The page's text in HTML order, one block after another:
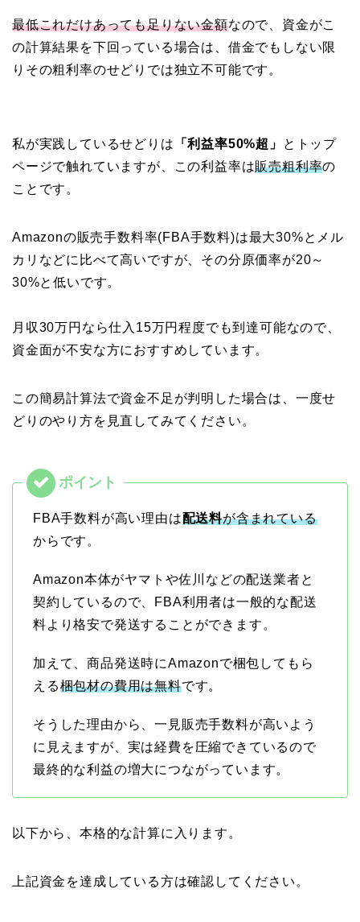
最低これだけあっても足りない金額なので、資金がこ
の計算結果を下回っている場合は、借金でもしない限
りその粗利率のせどりでは独立不可能です。
私が実践しているせどりは 「利益率50%超」
とトップ
ページで触れていますが、この利益率は販売粗利率の
ことです。
Amazonの販売手数料率(FBA手数料)は最大30%とメル
カリなどに比べて高いですが、その分原価率が20～
30%と低いです。
月収30万円なら仕入15万円程度でも到達可能なので、
資金面が不安な方におすすめしています。
この簡易計算法で資金不足が判明した場合は、一度せ
どりのやり方を見直してみてください。
FBA手数料が高い理由は配送料が含まれている
からです。
Amazon本体がヤマトや佐川などの配送業者と
契約しているので、FBA利用者は一般的な配送
料より格安で発送することができます。
加えて、商品発送時にAmazonで梱包してもら
える梱包材の費用は無料です。
そうした理由から、一見販売手数料が高いよう
に見えますが、実は経費を圧縮できているので
最終的な利益の増大につながっています。
以下から、本格的な計算に入ります。
上記資金を達成している方は確認してください。